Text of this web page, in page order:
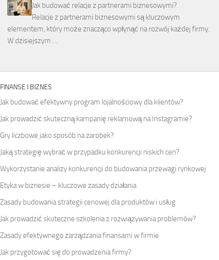
Jak budować relacje z partnerami biznesowymi?
Relacje z partnerami biznesowymi są kluczowym
elementem, który może znacząco wpłynąć na rozwój każdej firmy.
W dzisiejszym …
FINANSE I BIZNES
Jak budować efektywny program lojalnościowy dla klientów?
Jak prowadzić skuteczną kampanię reklamową na Instagramie?
Gry liczbowe jako sposób na zarobek?
Jaką strategię wybrać w przypadku konkurencji niskich cen?
Wykorzystanie analizy konkurencji do budowania przewagi rynkowej
Etyka w biznesie – kluczowe zasady działania
Zasady budowania strategii cenowej dla produktów i usług
Jak prowadzić skuteczne szkolenia z rozwiązywania problemów?
Zasady efektywnego zarządzania finansami w firmie
Jak przygotować się do prowadzenia firmy?